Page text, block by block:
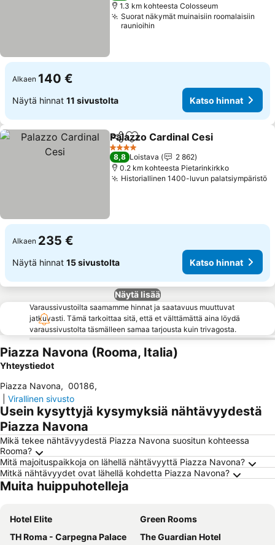
1.3 km kohteesta Colosseum
Suorat näkymät muinaisiin roomalaisiin
raunioihin
Alkaen 140 €
Näytä hinnat 11 sivustolta Katso hinnat
Jaa Lisää suosikkeihin
Palazzo Cardinal Cesi
4 Tähtiluokitus
8,8 Loistava
2 862
0.2 km kohteesta Pietarinkirkko
Historiallinen 1400-luvun palatsiympäristö
Alkaen 235 €
Näytä hinnat 15 sivustolta Katso hinnat
Näytä lisää
Varaussivustoilta saamamme hinnat ja saatavuus muuttuvat
jatkuvasti. Tämä tarkoittaa sitä, että et välttämättä aina löydä
varaussivustolta täsmälleen samaa tarjousta kuin trivagosta.
Piazza Navona (Rooma, Italia)
Yhteystiedot
Piazza Navona, 00186,
Virallinen sivusto
Usein kysyttyjä kysymyksiä nähtävyydestä
Piazza Navona
Mikä tekee nähtävyydestä Piazza Navona suositun kohteessa
Rooma?
Mitä majoituspaikkoja on lähellä nähtävyyttä Piazza Navona?
Mitkä nähtävyydet ovat lähellä kohdetta Piazza Navona?
Muita huippuhotelleja
Hotel Elite
Green Rooms
TH Roma - Carpegna Palace
The Guardian Hotel